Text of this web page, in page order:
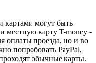
картами могут быть
местную карту T-money -
оплаты проезда, но и во
попробовать PayPal,
обычные карты.